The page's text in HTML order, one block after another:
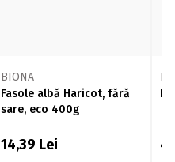
BIONA
Fasole albă Haricot, fără
sare, eco 400g
14,39 Lei